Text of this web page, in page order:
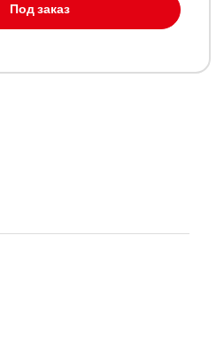
Под заказ